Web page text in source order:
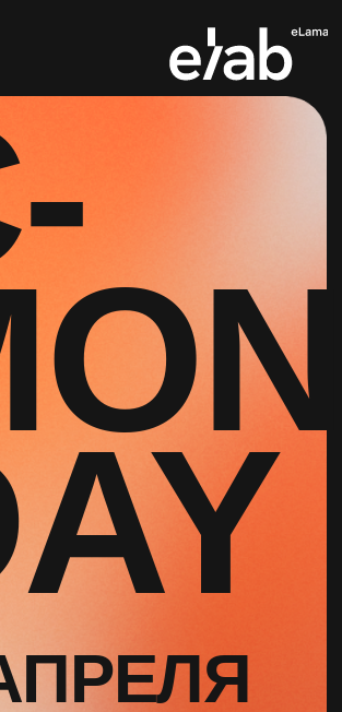
/ Лотте
CMO. Микс
eLab — прикладная польза